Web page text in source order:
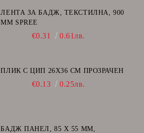
ЛЕНТА ЗА БАДЖ, ТЕКСТИЛНА, 900
ММ SPREE
€0.31 0.61лв.
ПЛИК С ЦИП 26X36 CM ПРОЗРАЧЕН
€0.13 0.25лв.
БАДЖ ПАНЕЛ, 85 Х 55 ММ,